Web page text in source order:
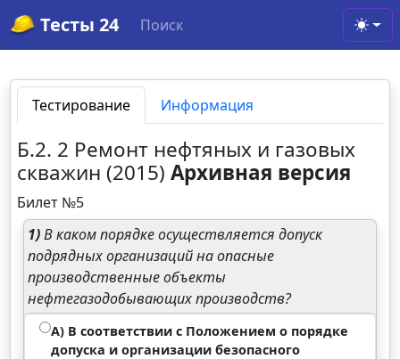
Тесты 24 Поиск
Тестирование Информация
Б.2. 2 Ремонт нефтяных и газовых
скважин (2015)Архивная версия
Билет №5
1)В каком порядке осуществляется допуск
подрядных организаций на опасные
производственные объекты
нефтегазодобывающих производств?
А) В соответствии с Положением о порядке
допуска и организации безопасного